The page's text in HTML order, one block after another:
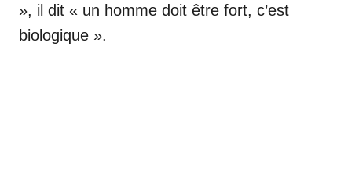
», il dit « un homme doit être fort, c’est
biologique ».